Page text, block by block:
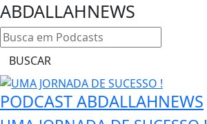
ABDALLAHNEWS
BUSCAR
PODCAST ABDALLAHNEWS